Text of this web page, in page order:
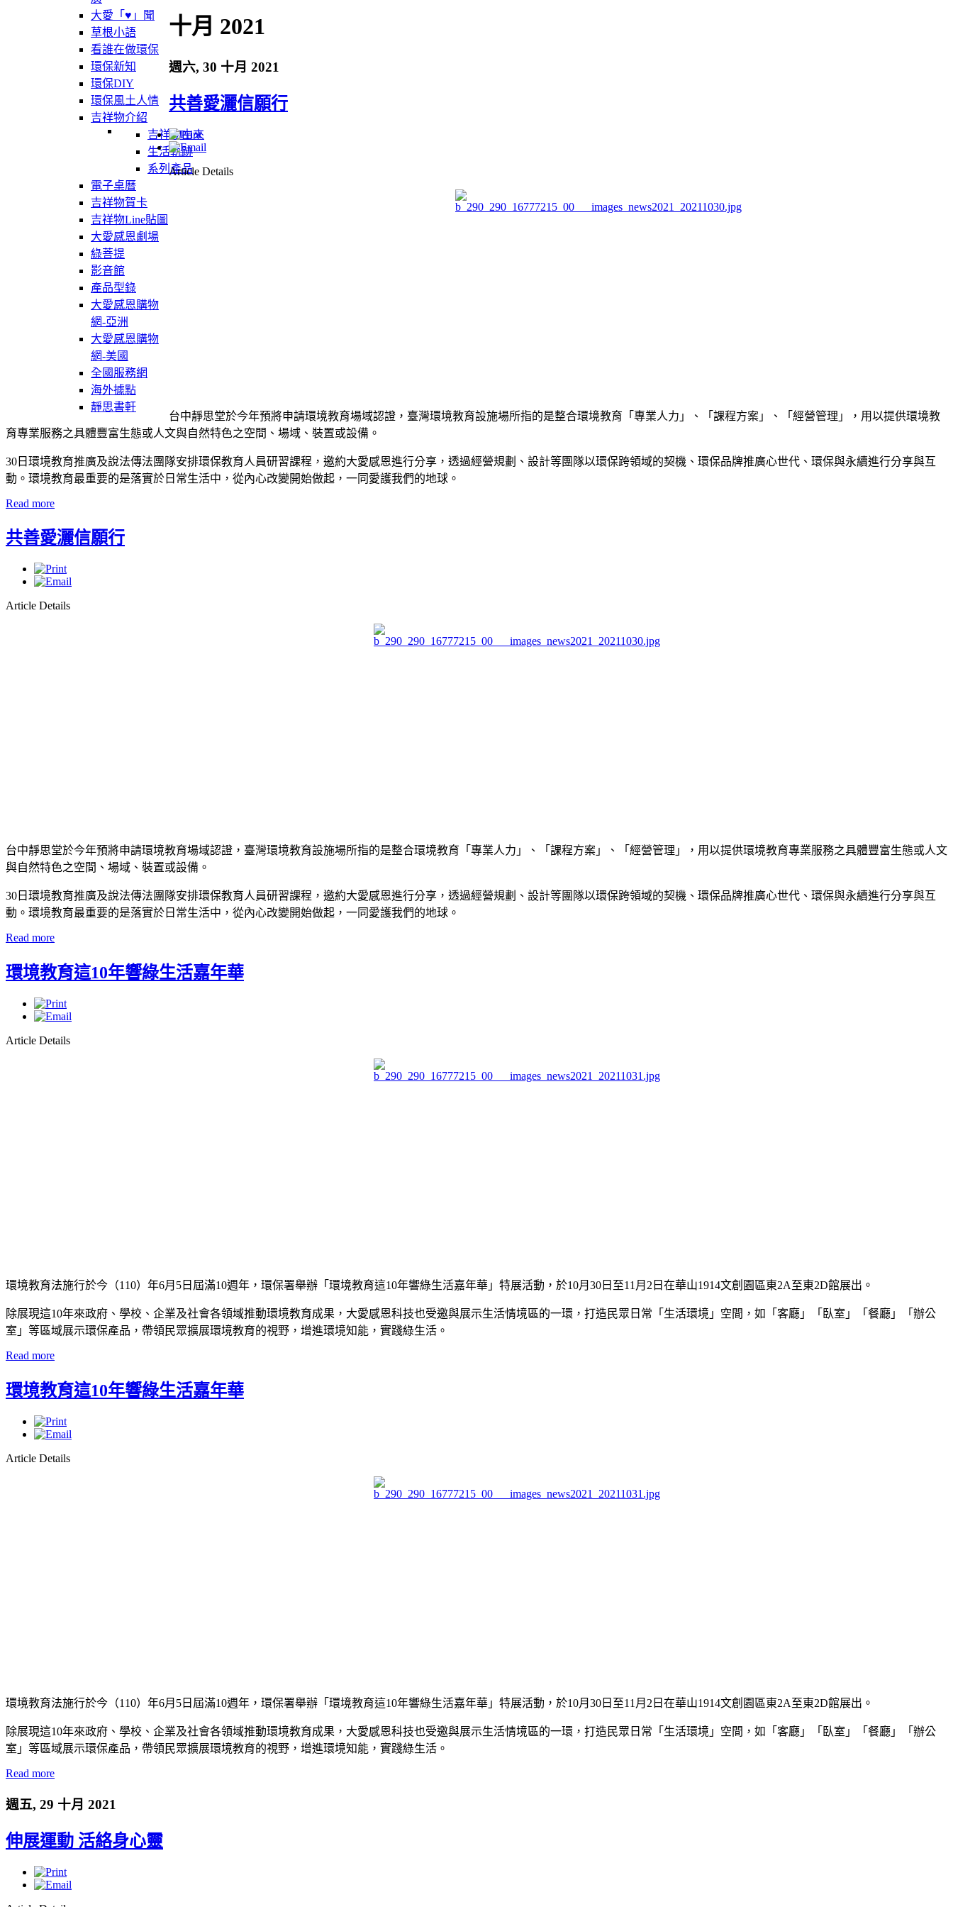
大愛「♥」聞
草根小語
看誰在做環保
環保新知
環保DIY
環保風土人情
吉祥物介紹
吉祥物由來
生活軌跡
系列產品
電子桌曆
吉祥物賀卡
吉祥物Line貼圖
大愛感恩劇場
綠菩提
影音館
產品型錄
大愛感恩購物
網-亞洲
大愛感恩購物
網-美國
全國服務網
海外據點
靜思書軒
十月 2021
週六, 30 十月 2021
共善愛灑信願行
Article Details
台中靜思堂於今年預將申請環境教育場域認證，臺灣環境教育設施場所指的是整合環境教育「專業人力」、「課程方案」、「經營管理」，用以提供環境教
育專業服務之具體豐富生態或人文與自然特色之空間、場域、裝置或設備。
30日環境教育推廣及說法傳法團隊安排環保教育人員研習課程，邀約大愛感恩進行分享，透過經營規劃、設計等團隊以環保跨領域的契機、環保品牌推廣心世代、環保與永續進行分享與互
動。環境教育最重要的是落實於日常生活中，從內心改變開始做起，一同愛護我們的地球。
Read more
共善愛灑信願行
Article Details
台中靜思堂於今年預將申請環境教育場域認證，臺灣環境教育設施場所指的是整合環境教育「專業人力」、「課程方案」、「經營管理」，用以提供環境教育專業服務之具體豐富生態或人文
與自然特色之空間、場域、裝置或設備。
30日環境教育推廣及說法傳法團隊安排環保教育人員研習課程，邀約大愛感恩進行分享，透過經營規劃、設計等團隊以環保跨領域的契機、環保品牌推廣心世代、環保與永續進行分享與互
動。環境教育最重要的是落實於日常生活中，從內心改變開始做起，一同愛護我們的地球。
Read more
環境教育這10年響綠生活嘉年華
Article Details
環境教育法施行於今（110）年6月5日屆滿10週年，環保署舉辦「環境教育這10年響綠生活嘉年華」特展活動，於10月30日至11月2日在華山1914文創園區東2A至東2D館展出。
除展現這10年來政府、學校、企業及社會各領域推動環境教育成果，大愛感恩科技也受邀與展示生活情境區的一環，打造民眾日常「生活環境」空間，如「客廳」「臥室」「餐廳」「辦公
室」等區域展示環保產品，帶領民眾擴展環境教育的視野，增進環境知能，實踐綠生活。
Read more
環境教育這10年響綠生活嘉年華
Article Details
環境教育法施行於今（110）年6月5日屆滿10週年，環保署舉辦「環境教育這10年響綠生活嘉年華」特展活動，於10月30日至11月2日在華山1914文創園區東2A至東2D館展出。
除展現這10年來政府、學校、企業及社會各領域推動環境教育成果，大愛感恩科技也受邀與展示生活情境區的一環，打造民眾日常「生活環境」空間，如「客廳」「臥室」「餐廳」「辦公
室」等區域展示環保產品，帶領民眾擴展環境教育的視野，增進環境知能，實踐綠生活。
Read more
週五, 29 十月 2021
伸展運動 活絡身心靈